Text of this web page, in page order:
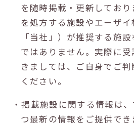
を随時掲載・更新してお
を処方する施設やエーザ
「当社」）が推奨する施
ではありません。実際に
きましては、ご自身でご
ください。
・掲載施設に関する情報は
つ最新の情報をご提供で